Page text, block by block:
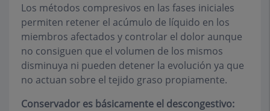
Los métodos compresivos en las fases iniciales
permiten retener el acúmulo de líquido en los
miembros afectados y controlar el dolor aunque
no consiguen que el volumen de los mismos
disminuya ni pueden detener la evolución ya que
no actuan sobre el tejido graso propiamente.
Conservador es básicamente el descongestivo: